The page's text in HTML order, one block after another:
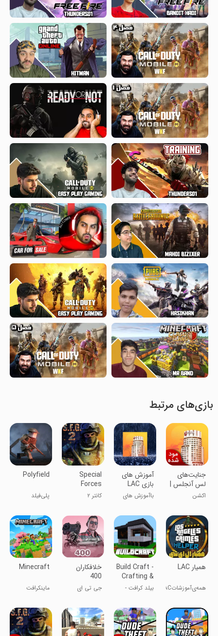
بازی‌های مرتبط
جنایت‌های
لس آنجلس |
نسخه مود
اکشن
آموزش های
بازی LAC
باآموزش های
Special
Forces
Group 2
کانتر ۲
Polyfield
پلی‌فیلد
‏همیار LAC
همه‌ی‌آموزشاتLACهمیجاست❕
Build Craft -
Crafting &
Building 3D
Games
بیلد کرافت -
سه‌بعدی
‏‏خلافکاران
400
جی تی ای
Minecraft
ماینکرافت